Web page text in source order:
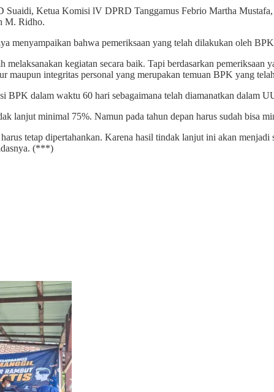
Ketua Komisi lV DPRD Tanggamus Febrio Martha
M. Ridho.
menyampaikan bahwa pemeriksaan yang telah dilakukan oleh
kegiatan secara baik. Tapi berdasarkan
maupun integritas personal yang merupakan temuan BPK yang
BPK dalam waktu 60 hari sebagaimana telah diamanatkan dalam
lanjut minimal 75%. Namun pada tahun depan harus sudah bisa
tetap dipertahankan. Karena hasil tindak lanjut ini akan
(***)